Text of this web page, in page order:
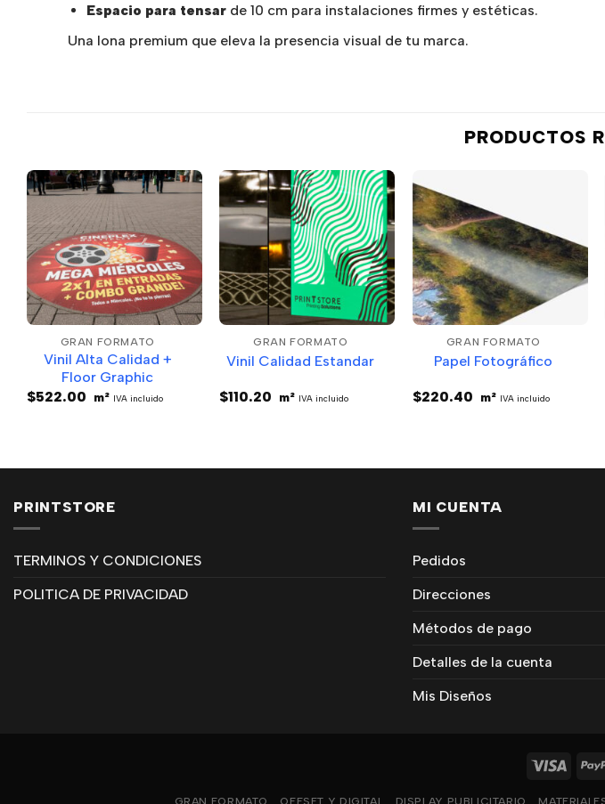
Espacio para tensarde 10 cm para instalaciones firmes y estéticas.
Una lona premium que eleva la presencia visual de tu marca.
PRODUCTOS
GRAN FORMATO
Vinil Alta Calidad +
Floor Graphic
$522.00 m² IVA incluido
GRAN FORMATO
Vinil Calidad Estandar
$110.20 m² IVA incluido
GRAN FORMATO
Papel Fotográfico
$220.40 m² IVA incluido
PRINTSTORE
TERMINOS Y CONDICIONES
POLITICA DE PRIVACIDAD
MI CUENTA
Pedidos
Direcciones
Métodos de pago
Detalles de la cuenta
Mis Diseños
GRAN FORMATO OFFSET Y DIGITAL DISPLAY PUBLICITARIO